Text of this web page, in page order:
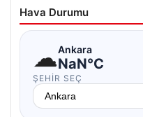
Hava Durumu
☁Ankara
NaN°C
ŞEHIR SEÇ